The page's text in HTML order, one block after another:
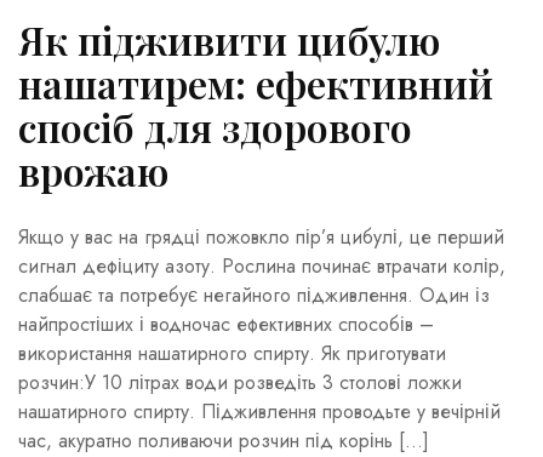
Як підживити цибулю
нашатирем: ефективний
спосіб для здорового
врожаю
Якщо у вас на грядці пожовкло пір’я цибулі, це перший
сигнал дефіциту азоту. Рослина починає втрачати колір,
слабшає та потребує негайного підживлення. Один із
найпростіших і водночас ефективних способів –
використання нашатирного спирту. Як приготувати
розчин:У 10 літрах води розведіть 3 столові ложки
нашатирного спирту. Підживлення проводьте у вечірній
час, акуратно поливаючи розчин під корінь […]